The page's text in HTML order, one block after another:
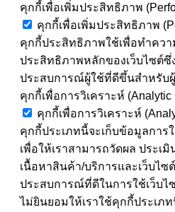
คุกกี้เพื่อเพิ่มประสิทธิภาพ
คุกกี้เพื่อเพิ่มประสิทธิภาพ
คุกกี้ประสิทธิภาพใช้เพื่อทำควา
ประสิทธิภาพหลักของเว็บไซต์ซึ่
ประสบการณ์ผู้ใช้ที่ดีขึ้นสำหรับ
คุกกี้เพื่อการวิเคราะห์ (Analytic
คุกกี้เพื่อการวิเคราะห์
คุกกี้ประเภทนี้จะเก็บข้อมูลการ
เพื่อให้เราสามารถวัดผล ประเ
เนื้อหาสินค้า/บริการและเว็บไซ
ประสบการณ์ที่ดีในการใช้เว็บ
ไม่ยินยอมให้เราใช้คุกกี้ประเภ